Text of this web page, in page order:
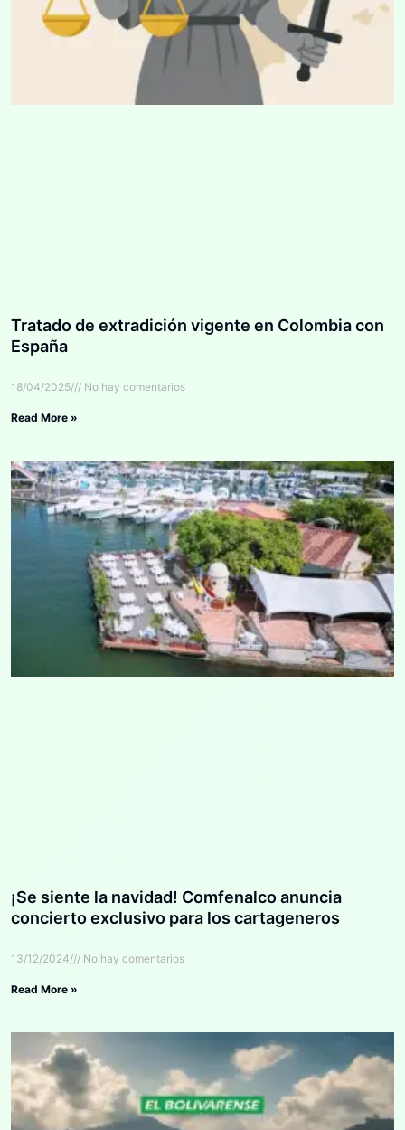
Tratado de extradición vigente en Colombia con
España
18/04/2025 No hay comentarios
Read More »
¡Se siente la navidad! Comfenalco anuncia
concierto exclusivo para los cartageneros
13/12/2024 No hay comentarios
Read More »